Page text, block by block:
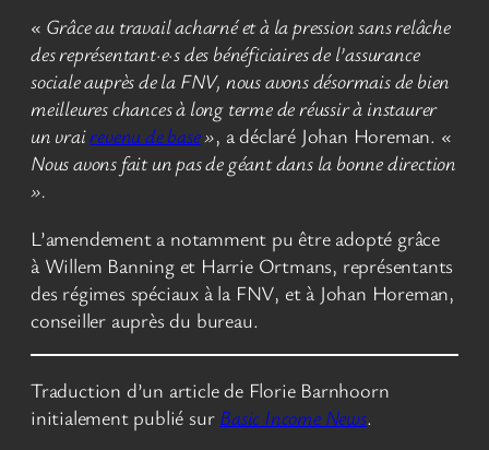
« Grâce au travail acharné et à la pression sans relâche
des représentant·e·s des bénéficiaires de l’assurance
sociale auprès de la FNV, nous avons désormais de bien
meilleures chances à long terme de réussir à instaurer
un vrairevenu de base», a déclaré Johan Horeman. «
Nous avons fait un pas de géant dans la bonne direction
».
L’amendement a notamment pu être adopté grâce
à Willem Banning et Harrie Ortmans, représentants
des régimes spéciaux à la FNV, et à Johan Horeman,
conseiller auprès du bureau.
Traduction d’un article de Florie Barnhoorn
initialement publié sur Basic Income News.